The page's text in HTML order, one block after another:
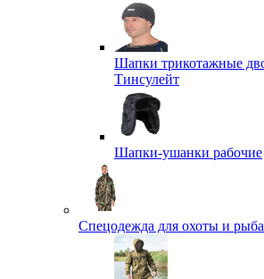
Шапки трикотажные
Тинсулейт
Шапки-ушанки рабочие
Спецодежда для охоты и